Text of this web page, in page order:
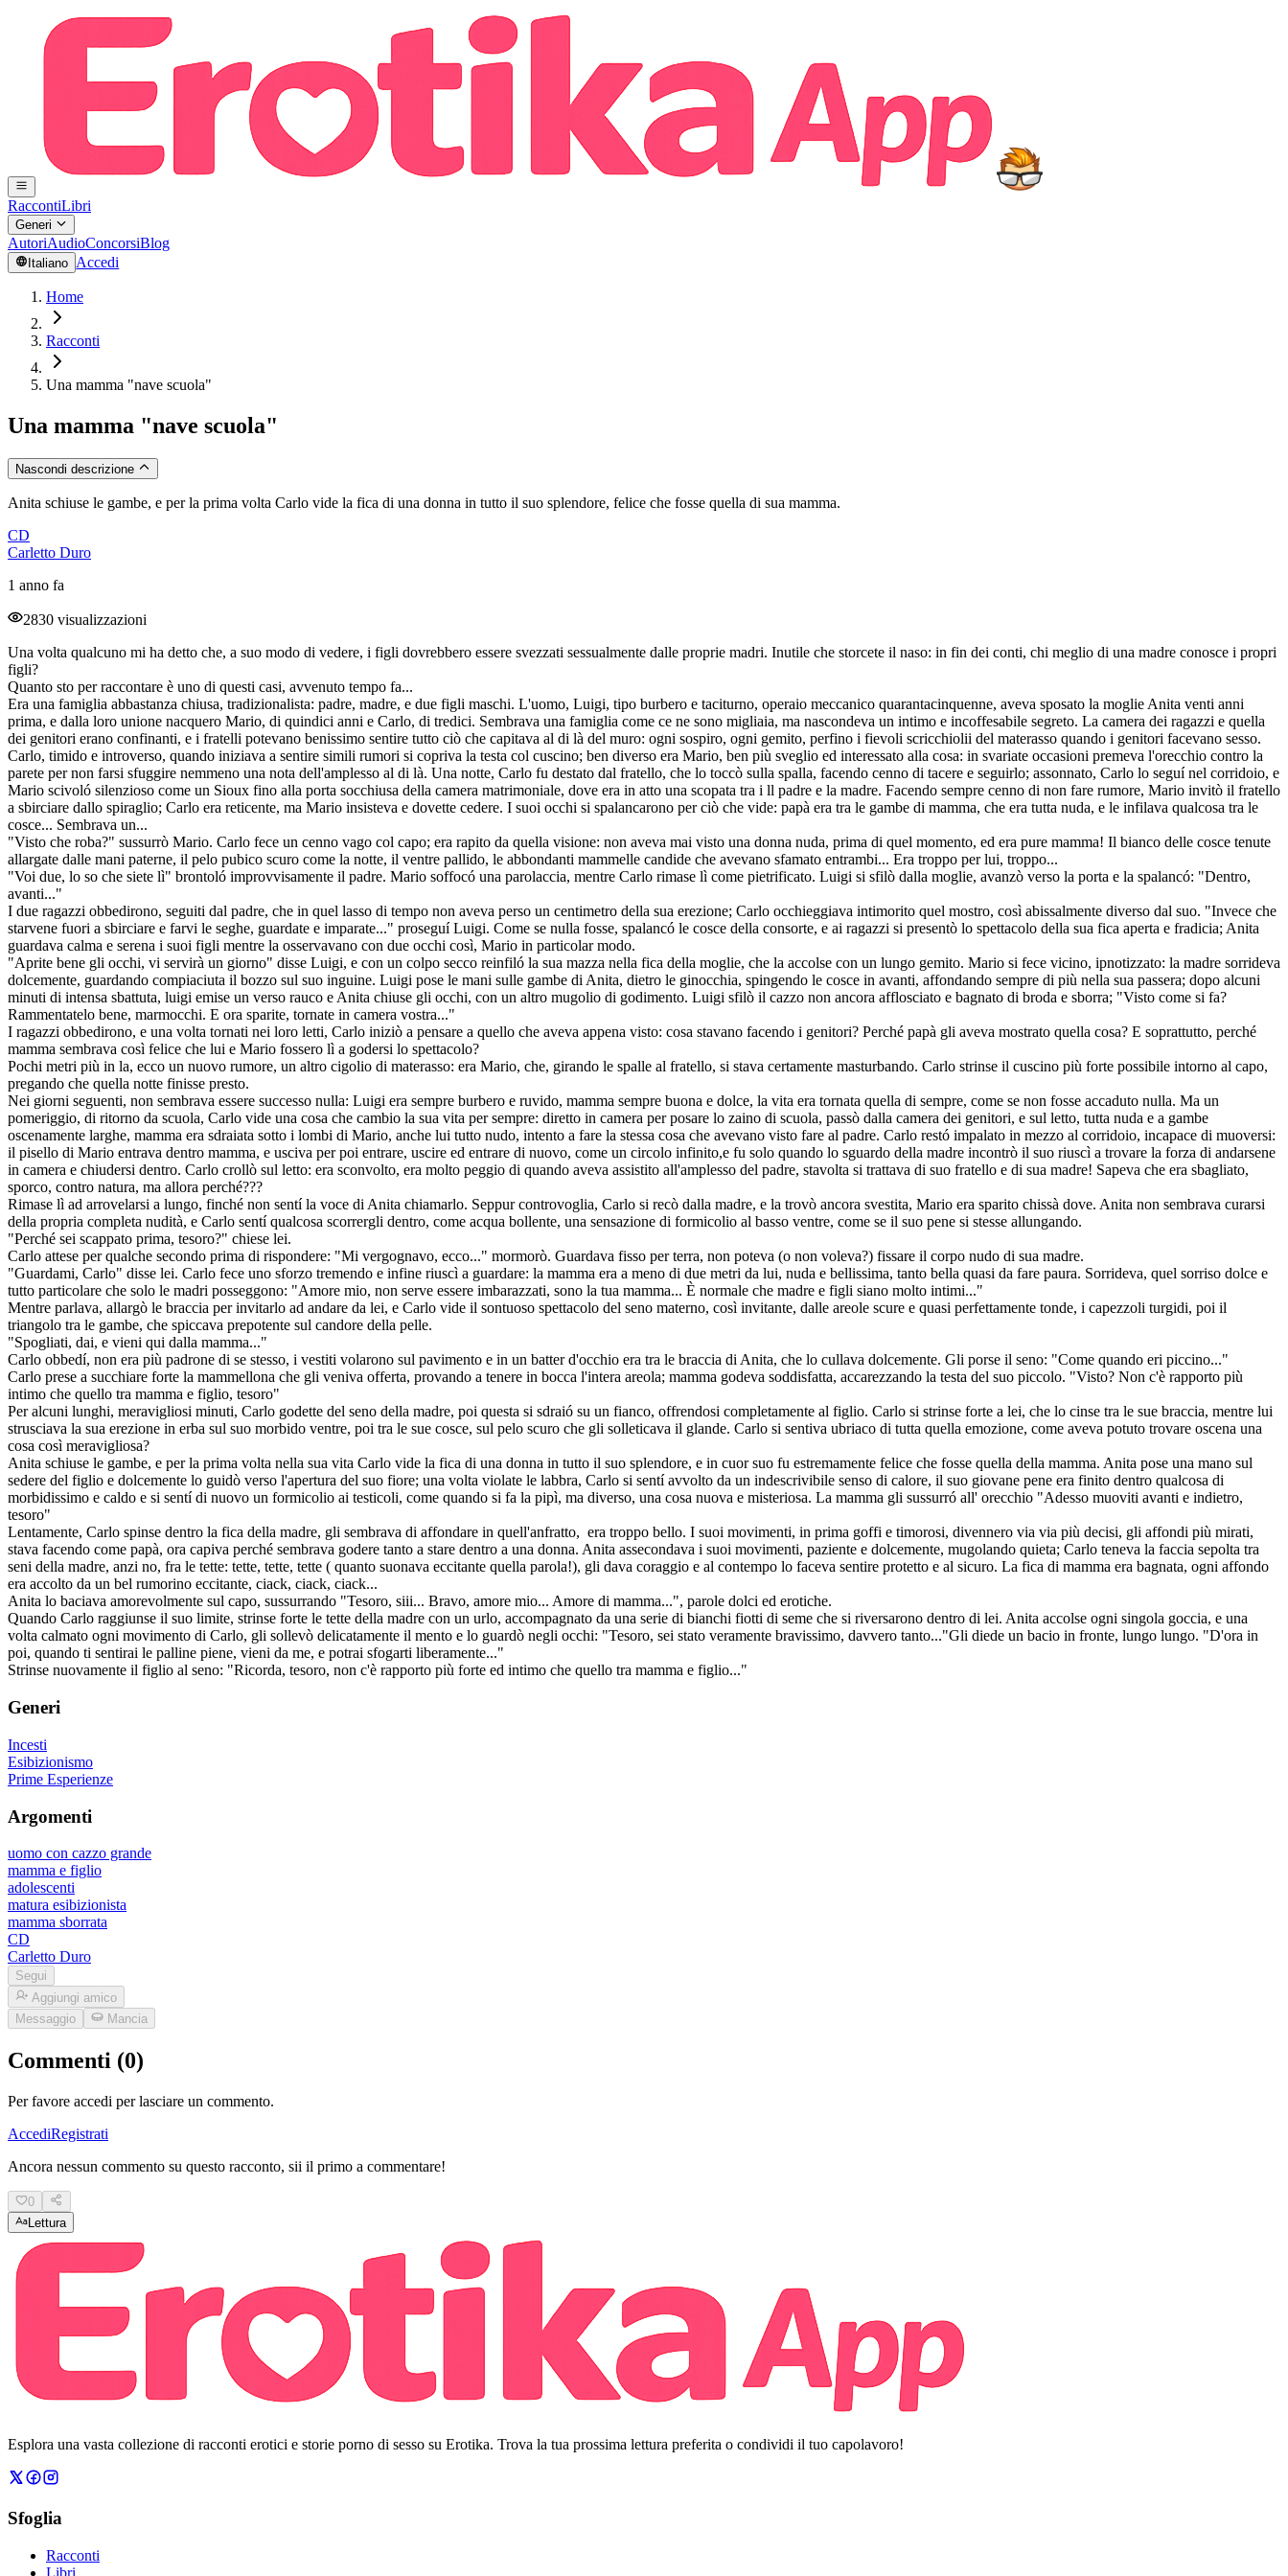
RaccontiLibri
Generi
AutoriAudioConcorsiBlog
Italiano Accedi
Home
Racconti
Una mamma "nave scuola"
Una mamma "nave scuola"
Nascondi descrizione
Anita schiuse le gambe, e per la prima volta Carlo vide la fica di una donna in tutto il suo splendore, felice che fosse quella di sua mamma.
CD
Carletto Duro
1 anno fa
2830 visualizzazioni
Una volta qualcuno mi ha detto che, a suo modo di vedere, i figli dovrebbero essere svezzati sessualmente dalle proprie madri. Inutile che storcete il naso: in fin dei conti, chi meglio di una madre conosce i propri
figli?
Quanto sto per raccontare è uno di questi casi, avvenuto tempo fa...
Era una famiglia abbastanza chiusa, tradizionalista: padre, madre, e due figli maschi. L'uomo, Luigi, tipo burbero e taciturno, operaio meccanico quarantacinquenne, aveva sposato la moglie Anita venti anni
prima, e dalla loro unione nacquero Mario, di quindici anni e Carlo, di tredici. Sembrava una famiglia come ce ne sono migliaia, ma nascondeva un intimo e incoffesabile segreto. La camera dei ragazzi e quella
dei genitori erano confinanti, e i fratelli potevano benissimo sentire tutto ciò che capitava al di là del muro: ogni sospiro, ogni gemito, perfino i fievoli scricchiolii del materasso quando i genitori facevano sesso.
Carlo, timido e introverso, quando iniziava a sentire simili rumori si copriva la testa col cuscino; ben diverso era Mario, ben più sveglio ed interessato alla cosa: in svariate occasioni premeva l'orecchio contro la
parete per non farsi sfuggire nemmeno una nota dell'amplesso al di là. Una notte, Carlo fu destato dal fratello, che lo toccò sulla spalla, facendo cenno di tacere e seguirlo; assonnato, Carlo lo seguí nel corridoio, e
Mario scivoló silenzioso come un Sioux fino alla porta socchiusa della camera matrimoniale, dove era in atto una scopata tra i ll padre e la madre. Facendo sempre cenno di non fare rumore, Mario invitò il fratello
a sbirciare dallo spiraglio; Carlo era reticente, ma Mario insisteva e dovette cedere. I suoi occhi si spalancarono per ciò che vide: papà era tra le gambe di mamma, che era tutta nuda, e le infilava qualcosa tra le
cosce... Sembrava un...
"Visto che roba?" sussurrò Mario. Carlo fece un cenno vago col capo; era rapito da quella visione: non aveva mai visto una donna nuda, prima di quel momento, ed era pure mamma! Il bianco delle cosce tenute
allargate dalle mani paterne, il pelo pubico scuro come la notte, il ventre pallido, le abbondanti mammelle candide che avevano sfamato entrambi... Era troppo per lui, troppo...
"Voi due, lo so che siete lì" brontoló improvvisamente il padre. Mario soffocó una parolaccia, mentre Carlo rimase lì come pietrificato. Luigi si sfilò dalla moglie, avanzò verso la porta e la spalancó: "Dentro,
avanti..."
I due ragazzi obbedirono, seguiti dal padre, che in quel lasso di tempo non aveva perso un centimetro della sua erezione; Carlo occhieggiava intimorito quel mostro, così abissalmente diverso dal suo. "Invece che
starvene fuori a sbirciare e farvi le seghe, guardate e imparate..." proseguí Luigi. Come se nulla fosse, spalancó le cosce della consorte, e ai ragazzi si presentò lo spettacolo della sua fica aperta e fradicia; Anita
guardava calma e serena i suoi figli mentre la osservavano con due occhi così, Mario in particolar modo.
"Aprite bene gli occhi, vi servirà un giorno" disse Luigi, e con un colpo secco reinfiló la sua mazza nella fica della moglie, che la accolse con un lungo gemito. Mario si fece vicino, ipnotizzato: la madre sorrideva
dolcemente, guardando compiaciuta il bozzo sul suo inguine. Luigi pose le mani sulle gambe di Anita, dietro le ginocchia, spingendo le cosce in avanti, affondando sempre di più nella sua passera; dopo alcuni
minuti di intensa sbattuta, luigi emise un verso rauco e Anita chiuse gli occhi, con un altro mugolio di godimento. Luigi sfilò il cazzo non ancora afflosciato e bagnato di broda e sborra; "Visto come si fa?
Rammentatelo bene, marmocchi. E ora sparite, tornate in camera vostra..."
I ragazzi obbedirono, e una volta tornati nei loro letti, Carlo iniziò a pensare a quello che aveva appena visto: cosa stavano facendo i genitori? Perché papà gli aveva mostrato quella cosa? E soprattutto, perché
mamma sembrava così felice che lui e Mario fossero lì a godersi lo spettacolo?
Pochi metri più in la, ecco un nuovo rumore, un altro cigolio di materasso: era Mario, che, girando le spalle al fratello, si stava certamente masturbando. Carlo strinse il cuscino più forte possibile intorno al capo,
pregando che quella notte finisse presto.
Nei giorni seguenti, non sembrava essere successo nulla: Luigi era sempre burbero e ruvido, mamma sempre buona e dolce, la vita era tornata quella di sempre, come se non fosse accaduto nulla. Ma un
pomeriggio, di ritorno da scuola, Carlo vide una cosa che cambio la sua vita per sempre: diretto in camera per posare lo zaino di scuola, passò dalla camera dei genitori, e sul letto, tutta nuda e a gambe
oscenamente larghe, mamma era sdraiata sotto i lombi di Mario, anche lui tutto nudo, intento a fare la stessa cosa che avevano visto fare al padre. Carlo restó impalato in mezzo al corridoio, incapace di muoversi:
il pisello di Mario entrava dentro mamma, e usciva per poi entrare, uscire ed entrare di nuovo, come un circolo infinito,e fu solo quando lo sguardo della madre incontrò il suo riuscì a trovare la forza di andarsene
in camera e chiudersi dentro. Carlo crollò sul letto: era sconvolto, era molto peggio di quando aveva assistito all'amplesso del padre, stavolta si trattava di suo fratello e di sua madre! Sapeva che era sbagliato,
sporco, contro natura, ma allora perché???
Rimase lì ad arrovelarsi a lungo, finché non sentí la voce di Anita chiamarlo. Seppur controvoglia, Carlo si recò dalla madre, e la trovò ancora svestita, Mario era sparito chissà dove. Anita non sembrava curarsi
della propria completa nudità, e Carlo sentí qualcosa scorrergli dentro, come acqua bollente, una sensazione di formicolio al basso ventre, come se il suo pene si stesse allungando.
"Perché sei scappato prima, tesoro?" chiese lei.
Carlo attese per qualche secondo prima di rispondere: "Mi vergognavo, ecco..." mormorò. Guardava fisso per terra, non poteva (o non voleva?) fissare il corpo nudo di sua madre.
"Guardami, Carlo" disse lei. Carlo fece uno sforzo tremendo e infine riuscì a guardare: la mamma era a meno di due metri da lui, nuda e bellissima, tanto bella quasi da fare paura. Sorrideva, quel sorriso dolce e
tutto particolare che solo le madri posseggono: "Amore mio, non serve essere imbarazzati, sono la tua mamma... È normale che madre e figli siano molto intimi..."
Mentre parlava, allargò le braccia per invitarlo ad andare da lei, e Carlo vide il sontuoso spettacolo del seno materno, così invitante, dalle areole scure e quasi perfettamente tonde, i capezzoli turgidi, poi il
triangolo tra le gambe, che spiccava prepotente sul candore della pelle.
"Spogliati, dai, e vieni qui dalla mamma..."
Carlo obbedí, non era più padrone di se stesso, i vestiti volarono sul pavimento e in un batter d'occhio era tra le braccia di Anita, che lo cullava dolcemente. Gli porse il seno: "Come quando eri piccino..."
Carlo prese a succhiare forte la mammellona che gli veniva offerta, provando a tenere in bocca l'intera areola; mamma godeva soddisfatta, accarezzando la testa del suo piccolo. "Visto? Non c'è rapporto più
intimo che quello tra mamma e figlio, tesoro"
Per alcuni lunghi, meravigliosi minuti, Carlo godette del seno della madre, poi questa si sdraió su un fianco, offrendosi completamente al figlio. Carlo si strinse forte a lei, che lo cinse tra le sue braccia, mentre lui
strusciava la sua erezione in erba sul suo morbido ventre, poi tra le sue cosce, sul pelo scuro che gli solleticava il glande. Carlo si sentiva ubriaco di tutta quella emozione, come aveva potuto trovare oscena una
cosa così meravigliosa?
Anita schiuse le gambe, e per la prima volta nella sua vita Carlo vide la fica di una donna in tutto il suo splendore, e in cuor suo fu estremamente felice che fosse quella della mamma. Anita pose una mano sul
sedere del figlio e dolcemente lo guidò verso l'apertura del suo fiore; una volta violate le labbra, Carlo si sentí avvolto da un indescrivibile senso di calore, il suo giovane pene era finito dentro qualcosa di
morbidissimo e caldo e si sentí di nuovo un formicolio ai testicoli, come quando si fa la pipì, ma diverso, una cosa nuova e misteriosa. La mamma gli sussurró all' orecchio "Adesso muoviti avanti e indietro,
tesoro"
Lentamente, Carlo spinse dentro la fica della madre, gli sembrava di affondare in quell'anfratto, era troppo bello. I suoi movimenti, in prima goffi e timorosi, divennero via via più decisi, gli affondi più mirati,
stava facendo come papà, ora capiva perché sembrava godere tanto a stare dentro a una donna. Anita assecondava i suoi movimenti, paziente e dolcemente, mugolando quieta; Carlo teneva la faccia sepolta tra
seni della madre, anzi no, fra le tette: tette, tette, tette ( quanto suonava eccitante quella parola!), gli dava coraggio e al contempo lo faceva sentire protetto e al sicuro. La fica di mamma era bagnata, ogni affondo
era accolto da un bel rumorino eccitante, ciack, ciack, ciack...
Anita lo baciava amorevolmente sul capo, sussurrando "Tesoro, siii... Bravo, amore mio... Amore di mamma...", parole dolci ed erotiche.
Quando Carlo raggiunse il suo limite, strinse forte le tette della madre con un urlo, accompagnato da una serie di bianchi fiotti di seme che si riversarono dentro di lei. Anita accolse ogni singola goccia, e una
volta calmato ogni movimento di Carlo, gli sollevò delicatamente il mento e lo guardò negli occhi: "Tesoro, sei stato veramente bravissimo, davvero tanto..."Gli diede un bacio in fronte, lungo lungo. "D'ora in
poi, quando ti sentirai le palline piene, vieni da me, e potrai sfogarti liberamente..."
Strinse nuovamente il figlio al seno: "Ricorda, tesoro, non c'è rapporto più forte ed intimo che quello tra mamma e figlio..."
Generi
Incesti
Esibizionismo
Prime Esperienze
Argomenti
uomo con cazzo grande
mamma e figlio
adolescenti
matura esibizionista
mamma sborrata
CD
Carletto Duro
Segui
Aggiungi amico
Messaggio
Mancia
Commenti (0)
Per favore accedi per lasciare un commento.
AccediRegistrati
Ancora nessun commento su questo racconto, sii il primo a commentare!
0
Lettura
Esplora una vasta collezione di racconti erotici e storie porno di sesso su Erotika. Trova la tua prossima lettura preferita o condividi il tuo capolavoro!
Sfoglia
Racconti
Libri